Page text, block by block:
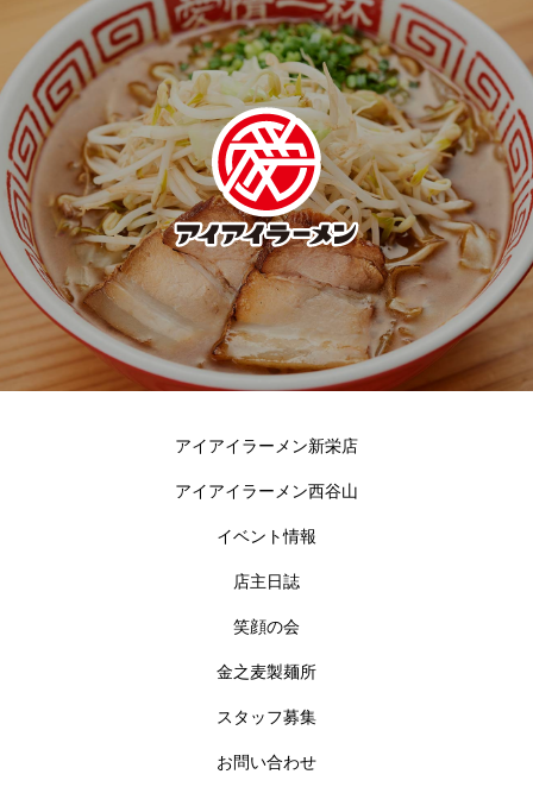
アイアイラーメン新栄店
アイアイラーメン西谷山
イベント情報
店主日誌
笑顔の会
金之麦製麺所
スタッフ募集
お問い合わせ